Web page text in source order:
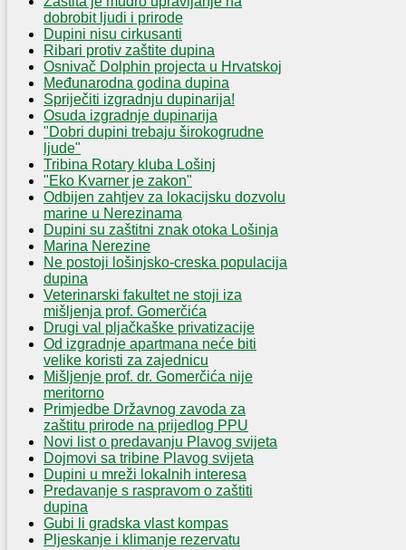
dobrobit ljudi i prirode
Dupini nisu cirkusanti
Ribari protiv zaštite dupina
Osnivač Dolphin projecta u Hrvatskoj
Međunarodna godina dupina
Spriječiti izgradnju dupinarija!
Osuda izgradnje dupinarija
"Dobri dupini trebaju širokogrudne
ljude"
Tribina Rotary kluba Lošinj
"Eko Kvarner je zakon"
Odbijen zahtjev za lokacijsku dozvolu
marine u Nerezinama
Dupini su zaštitni znak otoka Lošinja
Marina Nerezine
Ne postoji lošinjsko-creska populacija
dupina
Veterinarski fakultet ne stoji iza
mišljenja prof. Gomerčića
Drugi val pljačkaške privatizacije
Od izgradnje apartmana neće biti
velike koristi za zajednicu
Mišljenje prof. dr. Gomerčića nije
meritorno
Primjedbe Državnog zavoda za
zaštitu prirode na prijedlog PPU
Novi list o predavanju Plavog svijeta
Dojmovi sa tribine Plavog svijeta
Dupini u mreži lokalnih interesa
Predavanje s raspravom o zaštiti
dupina
Gubi li gradska vlast kompas
Pljeskanje i klimanje rezervatu